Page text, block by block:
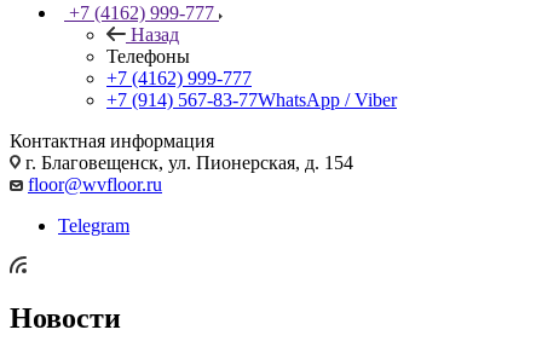
+7 (4162) 999-777
Назад
Телефоны
+7 (4162) 999-777
+7 (914) 567-83-77WhatsApp / Viber
Контактная информация
г. Благовещенск, ул. Пионерская, д. 154
floor@wvfloor.ru
Telegram
Новости